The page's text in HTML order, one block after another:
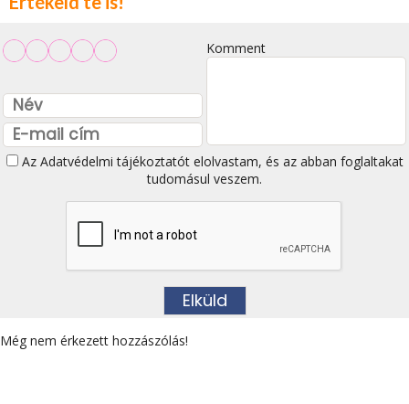
Komment
Az Adatvédelmi tájékoztatótelolvastam, és az abban foglaltakat
tudomásul veszem.
Még nem érkezett hozzászólás!